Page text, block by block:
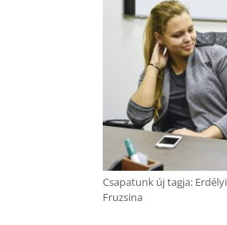
Csapatunk új tagja: Erdélyi
Fruzsina